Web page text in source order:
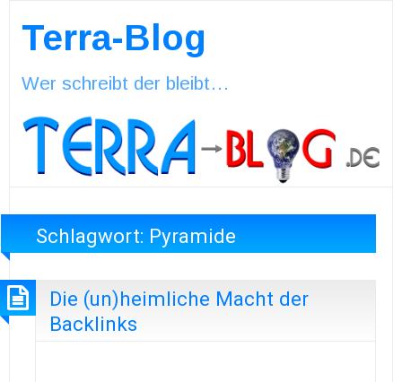
Terra-Blog
Wer schreibt der bleibt…
Schlagwort: Pyramide
Die (un)heimliche Macht der
Backlinks